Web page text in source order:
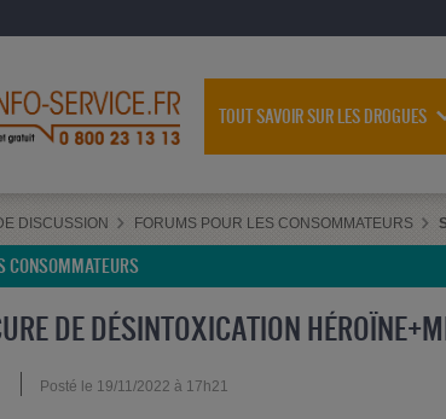
TOUT SAVOIR SUR LES DROGUES
DISCUSSION FORUMS POUR LES CONSOMMATEURS
CONSOMMATEURS
DE DÉSINTOXICATION
Posté le 19/11/2022 à 17h21